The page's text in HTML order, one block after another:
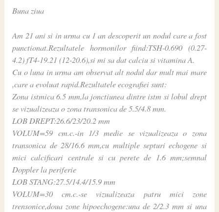
Buna ziua
Am 21 ani si in urma cu 1 an descoperit un nodul care a fost
punctionat.Rezultatele hormonilor fiind:TSH-0.690 (0.27-
4.2) fT4-19.21 (12-20.6),si mi sa dat calciu si vitamina A.
Cu o luna in urma am observat alt nodul dar mult mai mare
,care a evoluat rapid.Rezultatele ecografiei sunt:
Zona istmica 6.5 mm,la jonctiunea dintre istm si lobul drept
se vizualizeaza o zona transonica de 5.5/4.8 mm.
LOB DREPT:26.6/23/20.2 mm
VOLUM=59 cm.c.-in 1/3 medie se vizualizeaza o zona
transonica de 28/16.6 mm,cu multiple septuri echogene si
mici calcificari centrale si cu perete de 1.6 mm;semnal
Doppler la periferie
LOB STANG:27.5/14.4/15.9 mm
VOLUM=30 cm.c.-se vizualizeaza patru mici zone
trensonice,doua zone hipoechogene:una de 2/2.3 mm si una